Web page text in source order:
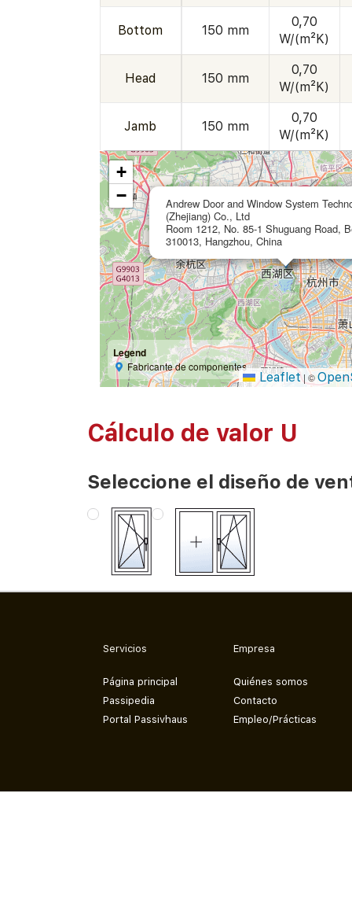
Bottom 150 mm
0,70
W/(m²K)
Head 150 mm
0,70
W/(m²K)
Jamb 150 mm
0,70
W/(m²K)
Andrew Door and Window System
(Zhejiang) Co., Ltd
Room 1212, No. 85-1 Shuguang Road,
310013, Hangzhou, China
+
−
Legend
Fabricante de componentes
Leaflet| ©
Cálculo de valor U
Seleccione el diseño de
Servicios
Página principal
Passipedia
Portal Passivhaus
Empresa
Quiénes somos
Contacto
Empleo/Prácticas